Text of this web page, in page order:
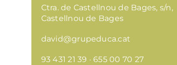
Ctra. de Castellnou de Bages, s/n,
Castellnou de Bages
david@grupeduca.cat
93 431 21 39 · 655 00 70 27